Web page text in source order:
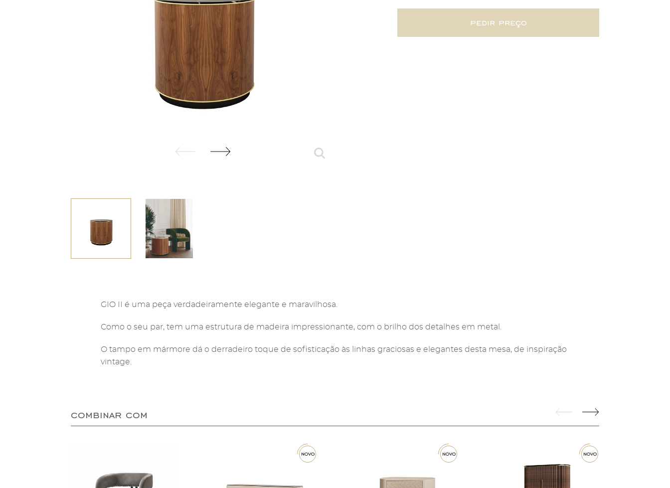
pedir preço
GIO II é uma peça verdadeiramente elegante e maravilhosa.
Como o seu par, tem uma estrutura de madeira impressionante, com o brilho dos detalhes em metal.
O tampo em mármore dá o derradeiro toque de sofisticação às linhas graciosas e elegantes desta mesa, de inspiração
vintage.
combinar com